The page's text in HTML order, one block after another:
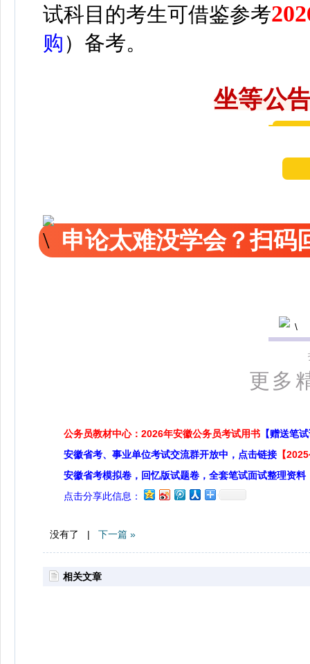
试科目的考生可借鉴参考
购）备考。
坐等公
申论太难没学会？扫码
更多精
公务员教材中心：2026年安徽公务员考试用书 【赠送笔
安徽省考、事业单位考试交流群开放中，点击链接 【
安徽省考模拟卷，回忆版试题卷，全套笔试面试整理资料
点击分享此信息：
没有了 | 下一篇 »
相关文章